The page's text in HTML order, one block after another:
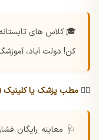
🎓 کلاس های
کن! دولت آباد، آموزشگاه
🧑‍⚕️ مطب پزشک یا
🩺 معاینه رایگان